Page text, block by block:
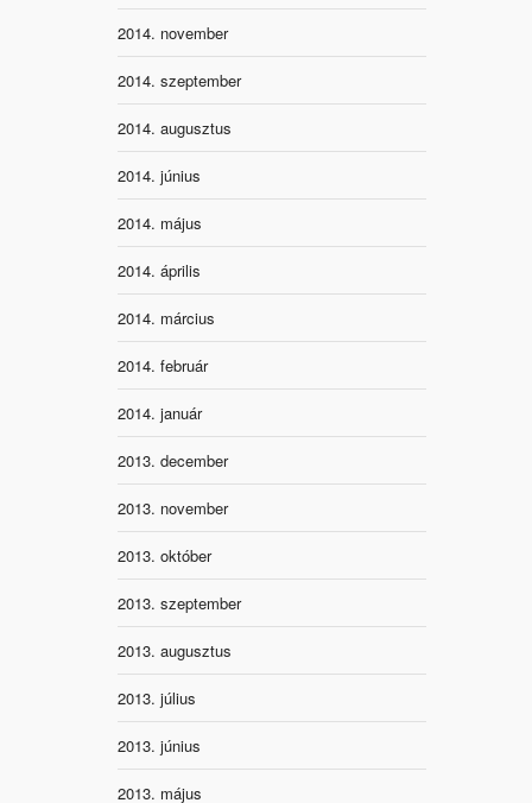
2014. november
2014. szeptember
2014. augusztus
2014. június
2014. május
2014. április
2014. március
2014. február
2014. január
2013. december
2013. november
2013. október
2013. szeptember
2013. augusztus
2013. július
2013. június
2013. május